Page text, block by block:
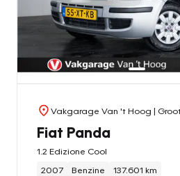
Vakgarage Van 't Hoog |
Fiat Panda
1.2 Edizione Cool
2007
Benzine 137.601 km